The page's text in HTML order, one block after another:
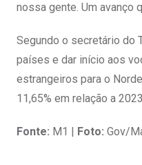
nossa gente. Um avanço
Segundo o secretário do
países e dar início aos
estrangeiros para o
11,65% em relação a
Fonte: M1 | Foto: Gov/